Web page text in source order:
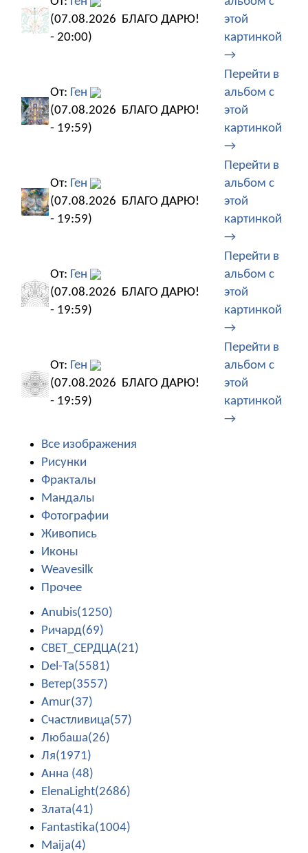
(07.08.2026
- 20:00)
БЛАГО ДАРЮ!
этой
картинкой
→
От: Ген
(07.08.2026
- 19:59)
БЛАГО ДАРЮ!
Перейти в
альбом с
этой
картинкой
→
От: Ген
(07.08.2026
- 19:59)
БЛАГО ДАРЮ!
Перейти в
альбом с
этой
картинкой
→
От: Ген
(07.08.2026
- 19:59)
БЛАГО ДАРЮ!
Перейти в
альбом с
этой
картинкой
→
От: Ген
(07.08.2026
- 19:59)
БЛАГО ДАРЮ!
Перейти в
альбом с
этой
картинкой
→
Все изображения
Рисунки
Фракталы
Мандалы
Фотографии
Живопись
Иконы
Weavesilk
Прочее
Anubis(1250)
Ричард(69)
СВЕТ_СЕРДЦА(21)
Del-Ta(5581)
Ветер(3557)
Amur(37)
Счастливица(57)
Любаша(26)
Ля(1971)
Анна (48)
ElenaLight(2686)
Злата(41)
Fantastika(1004)
Maija(4)